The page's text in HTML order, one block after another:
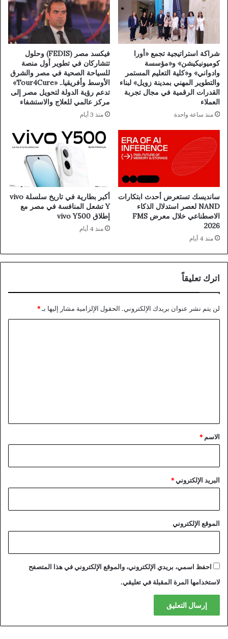
شراكة استراتيجية تجمع «أورا
كوميونيكيشن» و«مؤسسة
وادواني» و«كلية التعليم المستمر
والتطوير المهني بمدينة زويل» لبناء
القدرات الرقمية في مجال تجربة
العملاء
منذ ساعة واحدة
فيكسد مصر (FEDIS) وحلول
تتشاركان في تطوير أول منصة
للسياحة الصحية في مصر والشرق
الأوسط وأفريقيا.. «Tour4Cure»
تدعم رؤية الدولة لتحويل مصر إلى
مركز عالمي للعلاج والاستشفاء
منذ 3 أيام
سانديسك تستعرض أحدث ابتكارات
NAND لعصر استدلال الذكاء
الاصطناعي خلال معرض FMS
2026
منذ 4 أيام
أكبر بطارية في تاريخ سلسلة vivo
Y تشعل المنافسة في مصر مع
إطلاق vivo Y500
منذ 4 أيام
اترك تعليقاً
لن يتم نشر عنوان بريدك الإلكتروني. الحقول الإلزامية مشار إليها بـ*
*
الاسم *
البريد الإلكتروني*
الموقع الإلكتروني
احفظ اسمي، بريدي الإلكتروني، والموقع الإلكتروني في هذا المتصفح
لاستخدامها المرة المقبلة في تعليقي.